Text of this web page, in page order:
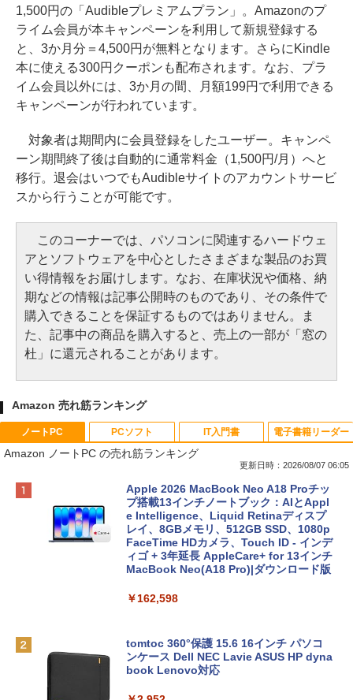
1,500円の「Audibleプレミアムプラン」。Amazonのプ
ライム会員が本キャンペーンを利用して新規登録する
と、3か月分＝4,500円が無料となります。さらにKindle
本に使える300円クーポンも配布されます。なお、プラ
イム会員以外には、3か月の間、月額199円で利用できる
キャンペーンが行われています。
対象者は期間内に会員登録をしたユーザー。キャンペ
ーン期間終了後は自動的に通常料金（1,500円/月）へと
移行。退会はいつでもAudibleサイトのアカウントサービ
スから行うことが可能です。
このコーナーでは、パソコンに関連するハードウェ
アとソフトウェアを中心としたさまざまな製品のお買
い得情報をお届けします。なお、在庫状況や価格、納
期などの情報は記事公開時のものであり、その条件で
購入できることを保証するものではありません。ま
た、記事中の商品を購入すると、売上の一部が「窓の
杜」に還元されることがあります。
Amazon 売れ筋ランキング
ノートPC
Amazon ノートPC の売れ筋ランキング
更新日時：2026/08/07 06:05
Apple 2026 MacBook Neo A18 Proチッ
プ搭載13インチノートブック：AIとAppl
e Intelligence、Liquid Retinaディスプ
レイ、8GBメモリ、512GB SSD、1080p
FaceTime HDカメラ、Touch ID - インデ
ィゴ + 3年延長 AppleCare+ for 13インチ
MacBook Neo(A18 Pro)|ダウンロード版
￥162,598
tomtoc 360°保護 15.6 16インチ パソコ
ンケース Dell NEC Lavie ASUS HP dyna
book Lenovo対応
PCソフト IT入門書 電子書籍リーダー